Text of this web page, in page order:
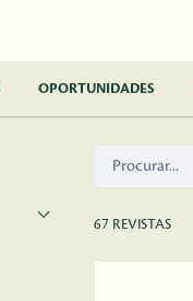
OPORTUNIDADES
67 REVISTAS